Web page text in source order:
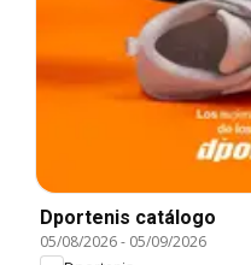
Dportenis catálogo
05/08/2026- 05/09/2026